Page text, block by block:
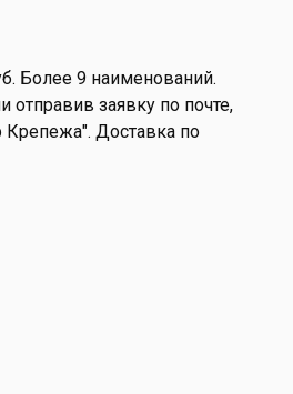
Более 9 наименований.
заявку по почте,
Крепежа". Доставка по